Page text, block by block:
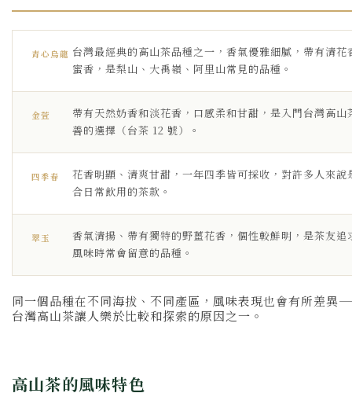
青心烏龍 台灣最經典的高山茶品種之一，香氣優雅細膩，帶有清花
蜜香，是梨山、大禹嶺、阿里山常見的品種。
金萱
帶有天然奶香和淡花香，口感柔和甘甜，是入門台灣高山
善的選擇（台茶 12 號）。
四季春
花香明顯、清爽甘甜，一年四季皆可採收，對許多人來說
合日常飲用的茶款。
翠玉
香氣清揚、帶有獨特的野薑花香，個性較鮮明，是茶友追
風味時常會留意的品種。
同一個品種在不同海拔、不同產區，風味表現也會有所差異
台灣高山茶讓人樂於比較和探索的原因之一。
高山茶的風味特色